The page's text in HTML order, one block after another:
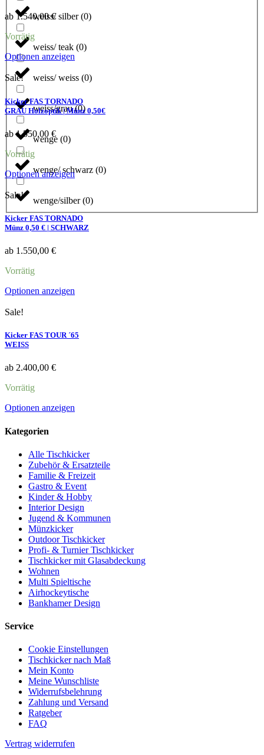
weiss/ silber(0)
weiss/ teak (0)
weiss/ weiss (0)
weiss/grau(0)
wenge (0)
wenge/ schwarz (0)
wenge/silber(0)
Optionen
können
der
werden
ab 1.540,00€
Vorrätig
Optionen anzeigen
weist
Varianten
auf.
Produktseite
Sale!
Kicker FAS TORNADO
GRAU Holzoptik | Münz 0,50€
ab1.550,00 €
Vorrätig
Optionen anzeigenDieses
mehrere
Varianten
auf.
Sale!
Kicker FAS TORNADO
Münz 0,50 € | SCHWARZ
ab 1.550,00 €
Vorrätig
Optionen anzeigen
Varianten
Sale!
Kicker FAS TOUR ´65
WEISS
ab 2.400,00 €
Vorrätig
Optionen anzeigen
Varianten
auf.
Die
Optionen
können
auf
der
Produktseite
gewählt
werden
Kategorien
Alle Tischkicker
Zubehör & Ersatzteile
Familie & Freizeit
Gastro & Event
Kinder & Hobby
Interior Design
Jugend & Kommunen
Münzkicker
Outdoor Tischkicker
Profi- & Turnier Tischkicker
Tischkicker mit Glasabdeckung
Wohnen
Multi Spieltische
Airhockeytische
Bankhamer Design
Service
Cookie Einstellungen
Tischkicker nach Maß
Mein Konto
Meine Wunschliste
Widerrufsbelehrung
Zahlung und Versand
Ratgeber
FAQ
Vertrag widerrufen